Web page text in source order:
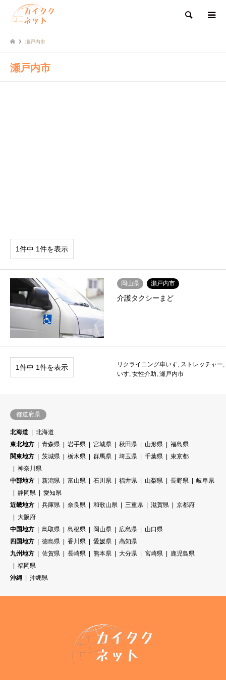
検索
瀬戸内市
瀬戸内市
1件中 1件を表示
岡山県 瀬戸内市
介護タクシーまど
リクライニング車いす, ストレッチャー,
いす, 女性介助, 瀬戸内市
1件中 1件を表示
都道府県
北海道
北海道
東北地方
青森県 岩手県 宮城県 秋田県 山形県
福島県
関東地方
茨城県 栃木県 群馬県 埼玉県 千葉県
東京都
神奈川県
中部地方
新潟県 富山県 石川県 福井県 山梨県 長野県
岐阜県
静岡県
愛知県
近畿地方
兵庫県 奈良県 和歌山県 三重県 滋賀県
京都府
大阪府
中国地方
鳥取県 島根県 岡山県 広島県
山口県
四国地方
徳島県 香川県 愛媛県
高知県
九州地方
佐賀県 長崎県 熊本県 大分県 宮崎県
鹿児島県
福岡県
沖縄
沖縄県